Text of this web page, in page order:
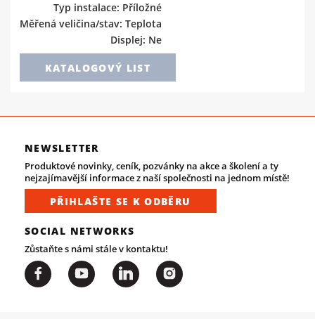
Typ instalace: Příložné
Měřená veličina/stav: Teplota
Displej: Ne
KATALOGOVÝ LIST
NEWSLETTER
Produktové novinky, ceník, pozvánky na akce a školení a ty
nejzajímavější informace z naší společnosti na jednom místě!
PŘIHLAŠTE SE K ODBĚRU
SOCIAL NETWORKS
Zůstaňte s námi stále v kontaktu!